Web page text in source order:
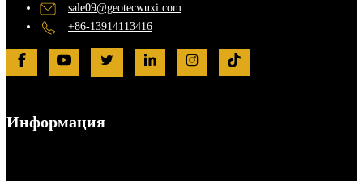
sale09@geotecwuxi.com
+86-13914113416
Информация